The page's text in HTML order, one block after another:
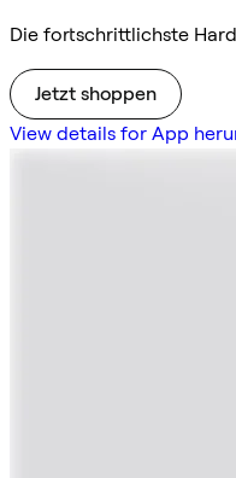
Die fortschrittlichste
Jetzt shoppen
View details for App